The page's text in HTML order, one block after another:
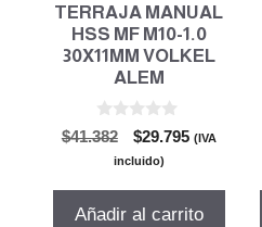
TERRAJA MANUAL
HSS MF M10-1.0
30X11MM VOLKEL
ALEM
0
d
$41.382
El
precio
era:
$29.795El(IVA
incluido)
Añadir al carrito